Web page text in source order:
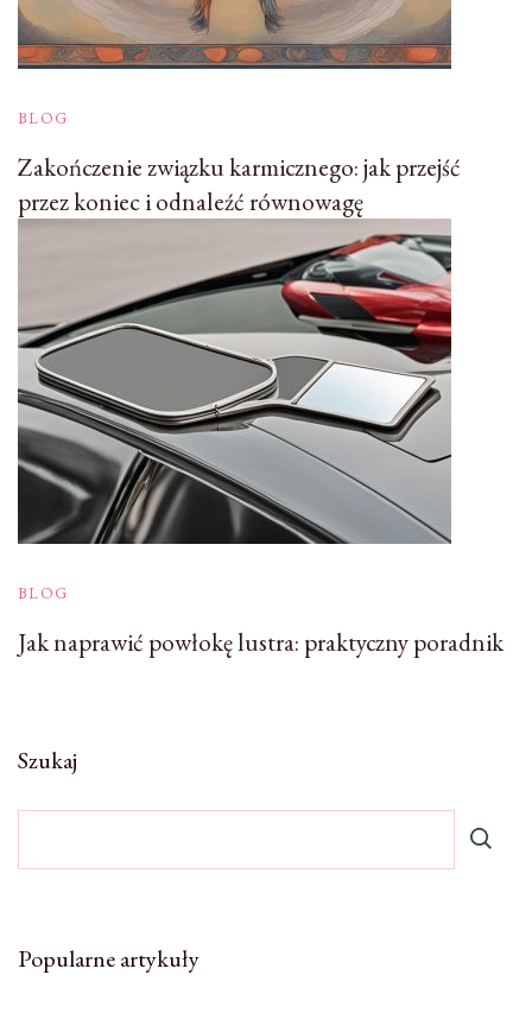
BLOG
Zakończenie związku karmicznego: jak przejść
przez koniec i odnaleźć równowagę
BLOG
Jak naprawić powłokę lustra: praktyczny poradnik
Szukaj
Popularne artykuły